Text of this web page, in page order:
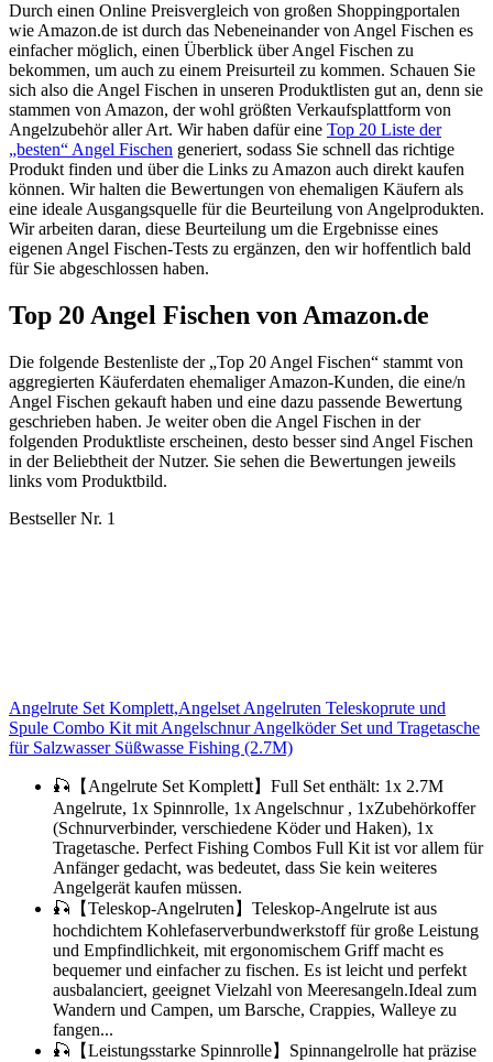
Durch einen Online Preisvergleich von großen Shoppingportalen
wie Amazon.de ist durch das Nebeneinander von Angel Fischen es
einfacher möglich, einen Überblick über Angel Fischen zu
bekommen, um auch zu einem Preisurteil zu kommen. Schauen Sie
sich also die Angel Fischen in unseren Produktlisten gut an, denn sie
stammen von Amazon, der wohl größten Verkaufsplattform von
Angelzubehör aller Art. Wir haben dafür eine Top 20 Liste der
„besten“ Angel Fischen generiert, sodass Sie schnell das richtige
Produkt finden und über die Links zu Amazon auch direkt kaufen
können. Wir halten die Bewertungen von ehemaligen Käufern als
eine ideale Ausgangsquelle für die Beurteilung von Angelprodukten.
Wir arbeiten daran, diese Beurteilung um die Ergebnisse eines
eigenen Angel Fischen-Tests zu ergänzen, den wir hoffentlich bald
für Sie abgeschlossen haben.
Top 20 Angel Fischen von Amazon.de
Die folgende Bestenliste der „Top 20 Angel Fischen“ stammt von
aggregierten Käuferdaten ehemaliger Amazon-Kunden, die eine/n
Angel Fischen gekauft haben und eine dazu passende Bewertung
geschrieben haben. Je weiter oben die Angel Fischen in der
folgenden Produktliste erscheinen, desto besser sind Angel Fischen
in der Beliebtheit der Nutzer. Sie sehen die Bewertungen jeweils
links vom Produktbild.
Bestseller Nr. 1
Angelrute Set Komplett,Angelset Angelruten Teleskoprute und
Spule Combo Kit mit Angelschnur Angelköder Set und Tragetasche
für Salzwasser Süßwasse Fishing (2.7M)
🎣【Angelrute Set Komplett】Full Set enthält: 1x 2.7M
Angelrute, 1x Spinnrolle, 1x Angelschnur , 1xZubehörkoffer
(Schnurverbinder, verschiedene Köder und Haken), 1x
Tragetasche. Perfect Fishing Combos Full Kit ist vor allem für
Anfänger gedacht, was bedeutet, dass Sie kein weiteres
Angelgerät kaufen müssen.
🎣【Teleskop-Angelruten】Teleskop-Angelrute ist aus
hochdichtem Kohlefaserverbundwerkstoff für große Leistung
und Empfindlichkeit, mit ergonomischem Griff macht es
bequemer und einfacher zu fischen. Es ist leicht und perfekt
ausbalanciert, geeignet Vielzahl von Meeresangeln.Ideal zum
Wandern und Campen, um Barsche, Crappies, Walleye zu
fangen...
🎣【Leistungsstarke Spinnrolle】Spinnangelrolle hat präzise